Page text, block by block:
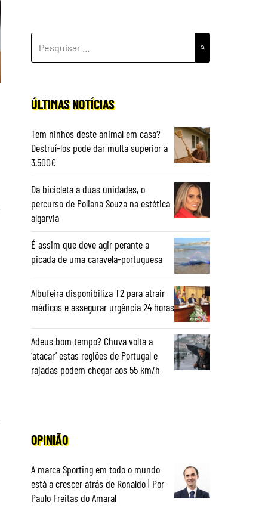
POR:
ÚLTIMAS NOTÍCIAS
Tem ninhos deste animal em casa?
Destruí-los pode dar multa superior a
3.500€
Da bicicleta a duas unidades, o
percurso de Poliana Souza na estética
algarvia
É assim que deve agir perante a
picada de uma caravela-portuguesa
Albufeira disponibiliza T2 para atrair
médicos e assegurar urgência 24 horas
Adeus bom tempo? Chuva volta a
‘atacar’ estas regiões de Portugal e
rajadas podem chegar aos 55 km/h
OPINIÃO
A marca Sporting em todo o mundo
está a crescer atrás de Ronaldo | Por
Paulo Freitas do Amaral